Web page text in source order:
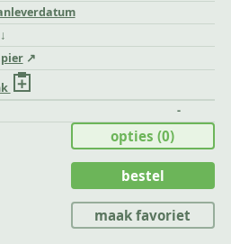
-
opties(0)
bestel
maak favoriet